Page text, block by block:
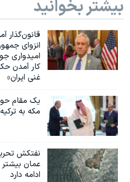
بیشتر بخوانید
قانون‌گذار
انزوای
امیدواری
کار آمدن
غنی ایران»
یک مقام
مکه به
نفتکش
عمان
ادامه دارد